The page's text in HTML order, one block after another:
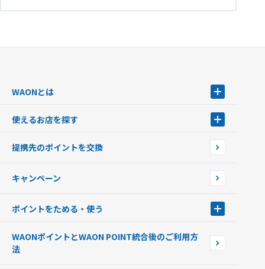
WAONとは
WAONを申込む
インターネット上でのお買い物について（ネット決済）
使えるお店を探す
店舗検索
イオン銀行ATM設置場所
提携先のポイントを交換
キャンペーン
ポイントをためる・使う
ポイントの有効期限について
WAONポイントとWAON POINT統合後のご利用方
法